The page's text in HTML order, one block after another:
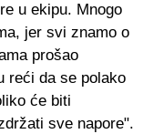
u ekipu. Mnogo
jer svi znamo o
prošao
reći da se polako
će biti
sve napore".